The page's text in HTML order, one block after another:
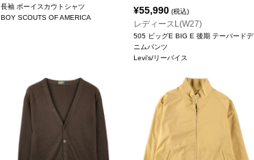
長袖 ボーイスカウトシャツ
BOY SCOUTS OF AMERICA
¥55,990 (税込)
レディースL(W27)
505 ビッグE BIG E 後期 テーパードデ
ニムパンツ
Levi's/リーバイス